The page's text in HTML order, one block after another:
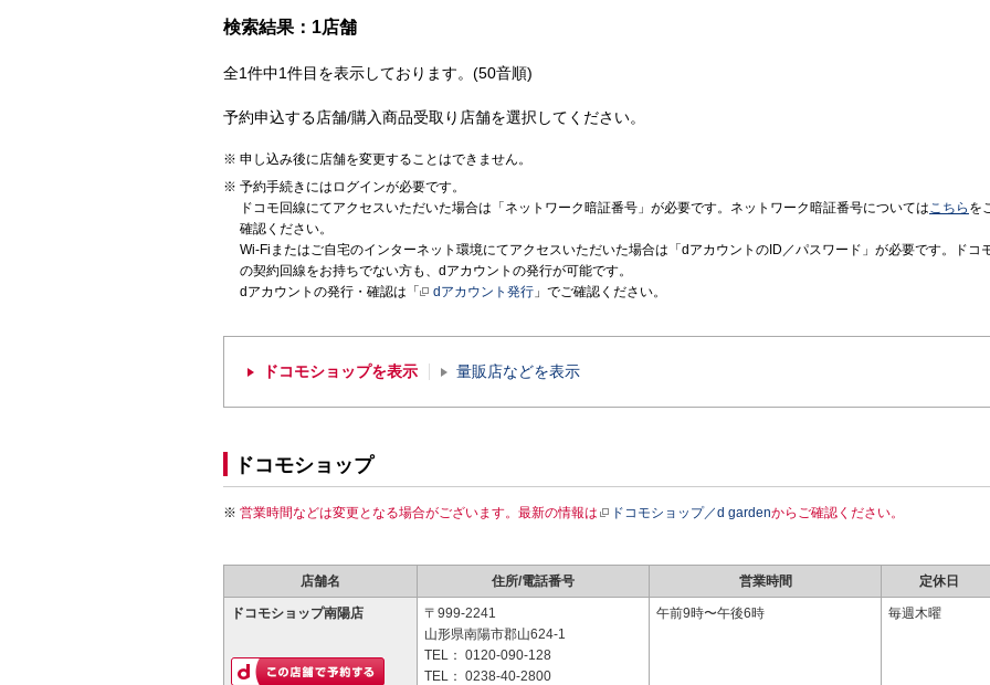
検索結果：1店舗
全1件中1件目を表示しております。(50音順)
予約申込する店舗/購入商品受取り店舗を選択してください。
申し込み後に店舗を変更することはできません。
予約手続きにはログインが必要です。
ドコモ回線にてアクセスいただいた場合は「ネットワーク暗証番号」が必要です。ネットワーク暗証番号についてはこちら を
確認ください。
Wi-Fiまたはご自宅のインターネット環境にてアクセスいただいた場合は「dアカウントのID／パスワード」が必要です。ドコ
の契約回線をお持ちでない方も、dアカウントの発行が可能です。
dアカウントの発行・確認は「
dアカウント発行 」でご確認ください。
ドコモショップを表示 量販店などを表示
ドコモショップ
営業時間などは変更となる場合がございます。最新の情報は ドコモショップ／d gardenからご確認ください。
店舗名 住所/電話番号 営業時間 定休日
ドコモショップ南陽店
〒999-2241
山形県南陽市郡山624-1
TEL： 0120-090-128
TEL： 0238-40-2800
午前9時〜午後6時 毎週木曜